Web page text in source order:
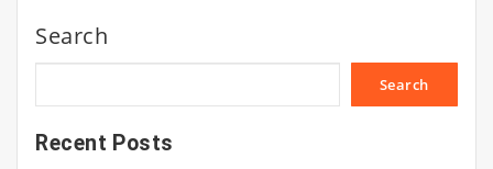
Search
Search
Recent Posts